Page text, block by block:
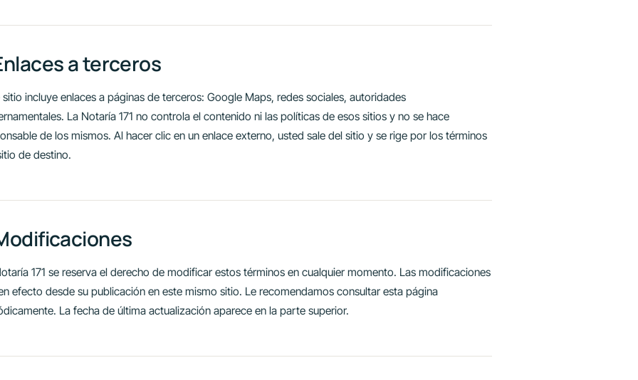
a terceros
sitio incluye enlaces a páginas de terceros: Google Maps, redes sociales, autoridades
La Notaría 171 no controla el contenido ni las políticas de esos sitios y no se hace
de los mismos. Al hacer clic en un enlace externo, usted sale del sitio y se rige por los términos
de destino.
171 se reserva el derecho de modificar estos términos en cualquier momento. Las modificaciones
efecto desde su publicación en este mismo sitio. Le recomendamos consultar esta página
La fecha de última actualización aparece en la parte superior.